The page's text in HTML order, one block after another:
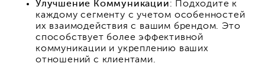
Улучшение Коммуникации: Подходите к
каждому сегменту с учетом особенностей
их взаимодействия с вашим брендом. Это
способствует более эффективной
коммуникации и укреплению ваших
отношений с клиентами.